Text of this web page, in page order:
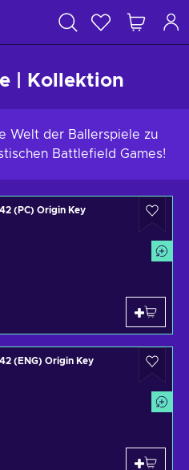
| Kollektion
Welt der Ballerspiele zu
Battlefield Games!
(PC) Origin Key
(ENG) Origin Key